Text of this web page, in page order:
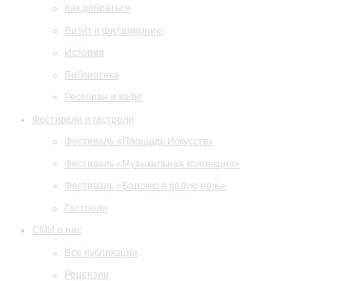
Как добраться
Визит в филармонию
История
Библиотека
Ресторан и кафе
Фестивали и гастроли
Фестиваль «Площадь Искусств»
Фестиваль «Музыкальная коллекция»
Фестиваль «Барокко в белую ночь»
Гастроли
СМИ о нас
Все публикации
Рецензии